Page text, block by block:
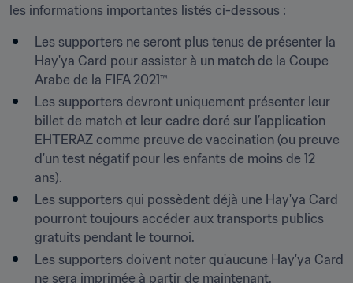
les informations importantes listés ci-dessous :
Les supporters ne seront plus tenus de présenter la
Hay'ya Card pour assister à un match de la Coupe
Arabe de la FIFA 2021™
Les supporters devront uniquement présenter leur
billet de match et leur cadre doré sur l’application
EHTERAZ comme preuve de vaccination (ou preuve
d'un test négatif pour les enfants de moins de 12
ans).
Les supporters qui possèdent déjà une Hay'ya Card
pourront toujours accéder aux transports publics
gratuits pendant le tournoi.
Les supporters doivent noter qu'aucune Hay'ya Card
ne sera imprimée à partir de maintenant.